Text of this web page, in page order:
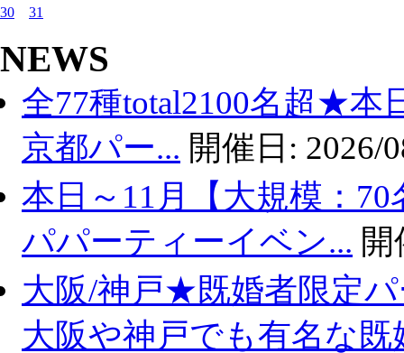
30 31
NEWS
全77種total2100名超★本
京都パー... 開催日: 2026/
本日～11月【大規模：
パパーティーイベン...
大阪/神戸★既婚者限定
大阪や神戸でも有名な既